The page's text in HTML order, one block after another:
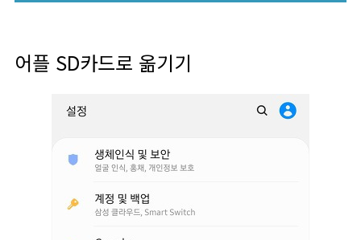
어플 SD카드로 옮기기